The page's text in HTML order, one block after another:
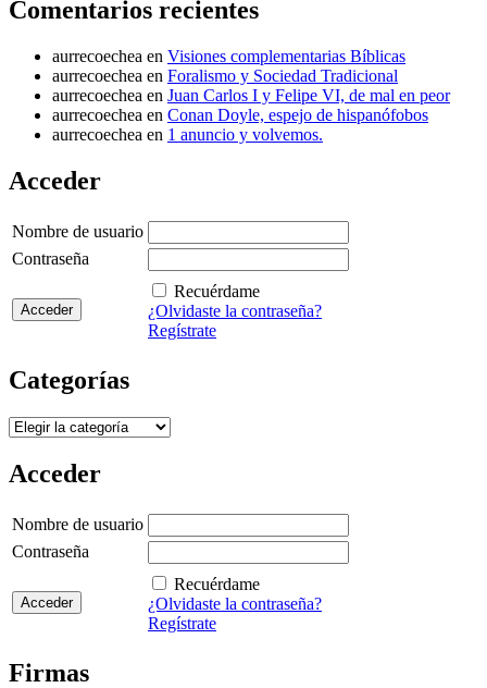
Comentarios recientes
aurrecoechea en Visiones complementarias Bíblicas
aurrecoechea en Foralismo y Sociedad Tradicional
aurrecoechea en Juan Carlos I y Felipe VI, de mal en peor
aurrecoechea en Conan Doyle, espejo de hispanófobos
aurrecoechea en 1 anuncio y volvemos.
Acceder
Nombre de usuario
Contraseña
Recuérdame
¿Olvidaste la contraseña?
Regístrate
Categorías
Categorías
Acceder
Nombre de usuario
Contraseña
Recuérdame
¿Olvidaste la contraseña?
Regístrate
Firmas